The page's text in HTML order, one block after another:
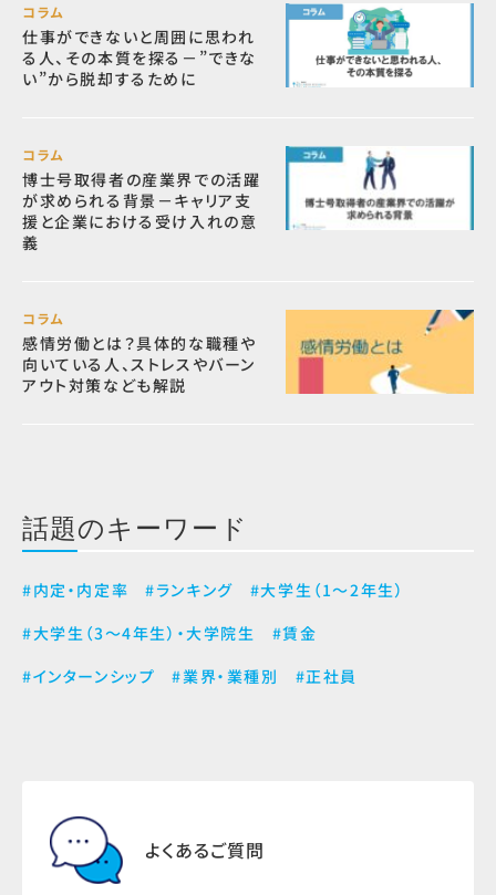
コラム
仕事ができないと周囲に思われ
る人、その本質を探る－”できな
い”から脱却するために
コラム
博士号取得者の産業界での活躍
が求められる背景－キャリア支
援と企業における受け入れの意
義
コラム
感情労働とは？具体的な職種や
向いている人、ストレスやバーン
アウト対策なども解説
話題のキーワード
#内定・内定率 #ランキング
#大学生（1～2年生）
#大学生（3～4年生）・大学院生
#賃金
#インターンシップ
#業界・業種別 #正社員
よくあるご質問